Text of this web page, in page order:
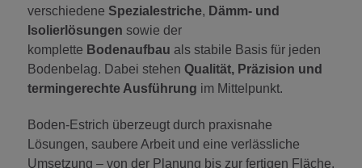
verschiedene Spezialestriche, Dämm- und
Isolierlösungen sowie der
komplette Bodenaufbau als stabile Basis für jeden
Bodenbelag. Dabei stehen Qualität, Präzision und
termingerechte Ausführung im Mittelpunkt.
Boden-Estrich überzeugt durch praxisnahe
Lösungen, saubere Arbeit und eine verlässliche
Umsetzung – von der Planung bis zur fertigen Fläche.